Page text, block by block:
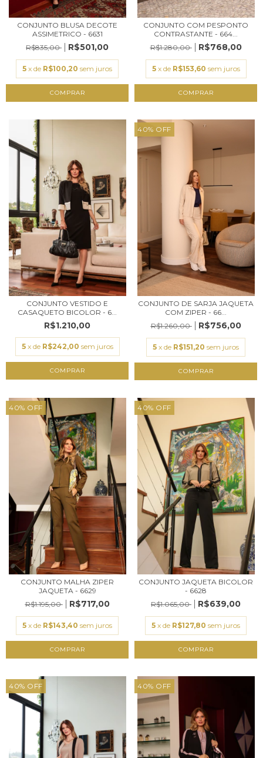
CONJUNTO BLUSA DECOTE
ASSIMETRICO - 6631
R$835,00
R$501,00
5 x de R$100,20 sem juros
COMPRAR
CONJUNTO COM PESPONTO
CONTRASTANTE - 664...
R$1.280,00
R$768,00
5 x de R$153,60 sem juros
COMPRAR
CONJUNTO VESTIDO E
CASAQUETO BICOLOR - 6...
R$1.210,00
5 x de R$242,00 sem juros
COMPRAR
40% OFF
CONJUNTO DE SARJA JAQUETA
COM ZIPER - 66...
R$1.260,00
R$756,00
5 x de R$151,20 sem juros
COMPRAR
40% OFF
CONJUNTO MALHA ZIPER
JAQUETA - 6629
R$1.195,00
R$717,00
5 x de R$143,40 sem juros
COMPRAR
40% OFF
CONJUNTO JAQUETA BICOLOR
- 6628
R$1.065,00
R$639,00
5 x de R$127,80 sem juros
COMPRAR
40% OFF 40% OFF